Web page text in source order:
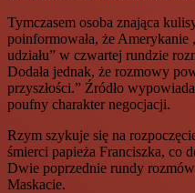
Tymczasem osoba znająca
poinformowała, że
udziału” w czwartej rundzie
Dodała jednak, że rozmowy
przyszłości.” Źródło
poufny charakter negocjacji.
Rzym szykuje się na
śmierci papieża Franciszka, co
Dwie poprzednie rundy
Maskacie.